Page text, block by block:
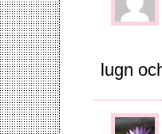
lugn